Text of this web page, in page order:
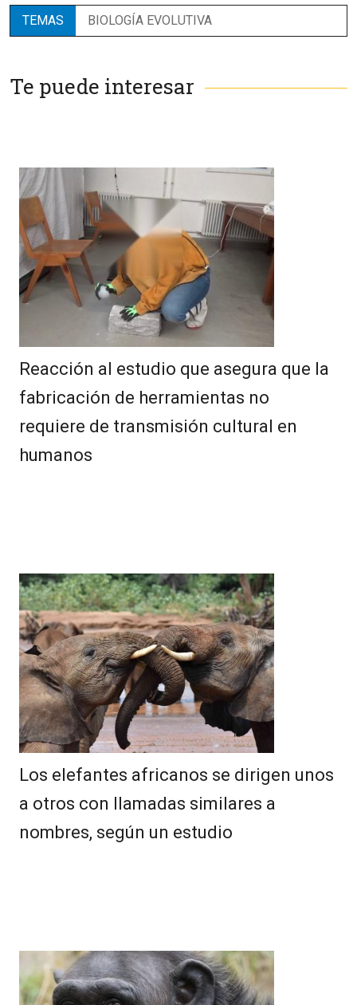
TEMAS BIOLOGÍA EVOLUTIVA
Te puede interesar
Reacción al estudio que asegura que la
fabricación de herramientas no
requiere de transmisión cultural en
humanos
Los elefantes africanos se dirigen unos
a otros con llamadas similares a
nombres, según un estudio